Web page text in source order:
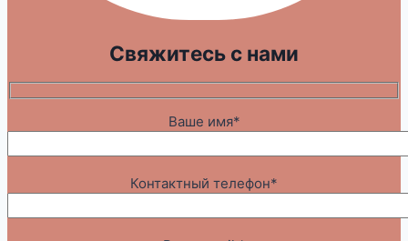
Свяжитесь с нами
Ваше имя*
Контактный телефон*